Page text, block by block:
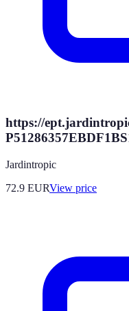
https://
Jardintropic
72.9 EURView price